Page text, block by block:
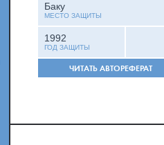
Баку
МЕСТО ЗАЩИТЫ
1992
ГОД ЗАЩИТЫ
ЧИТАТЬ АВТОРЕФЕРАТ